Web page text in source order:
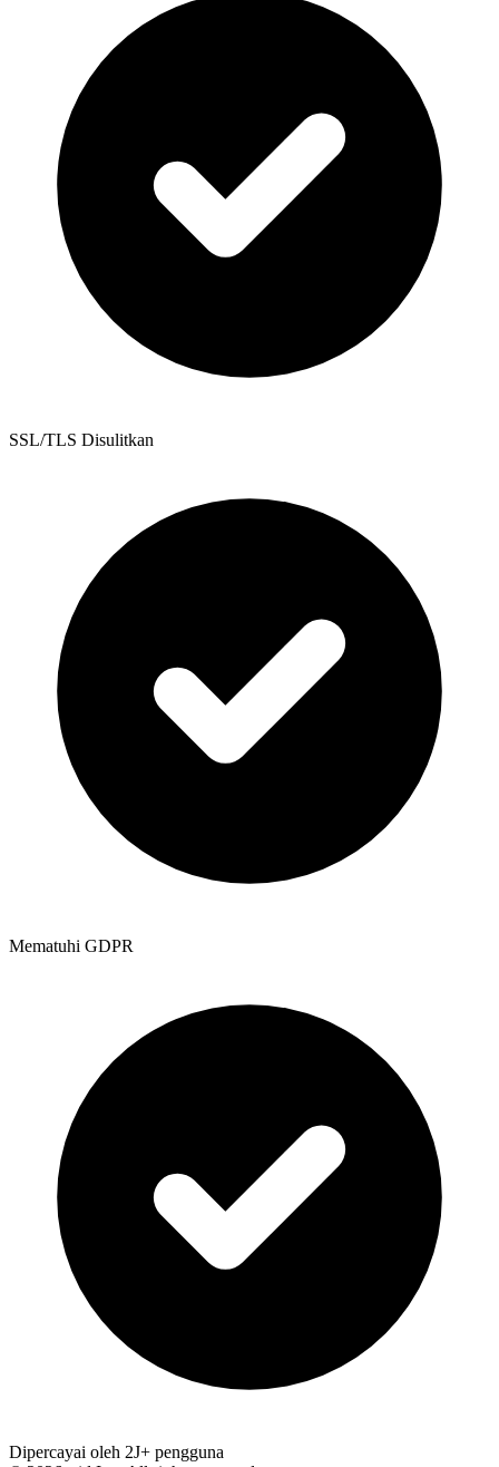
SSL/TLS Disulitkan
Mematuhi GDPR
Dipercayai oleh 2J+ pengguna